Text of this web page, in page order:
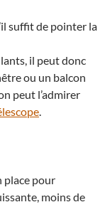
suffit de pointer la
il peut donc
ou un balcon
peut l’admirer
place pour
moins de